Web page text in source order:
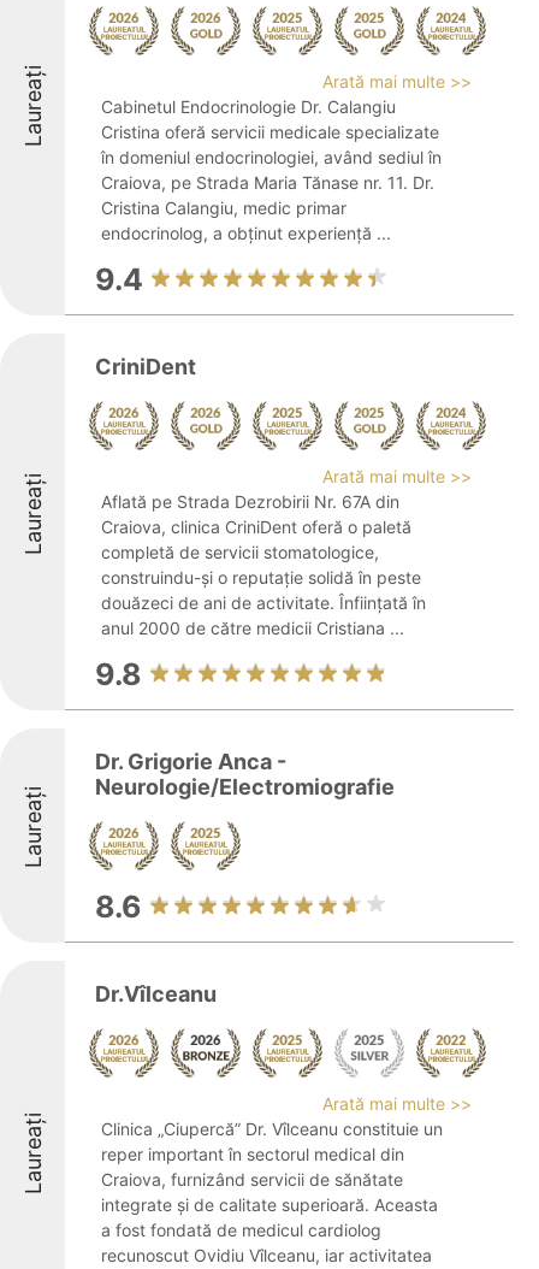
Laureați
Arată mai multe >>
Cabinetul Endocrinologie Dr. Calangiu
Cristina oferă servicii medicale specializate
în domeniul endocrinologiei, având sediul în
Craiova, pe Strada Maria Tănase nr. 11. Dr.
Cristina Calangiu, medic primar
endocrinolog, a obținut experiență ...
9.4
Laureați
CriniDent
Arată mai multe >>
Aflată pe Strada Dezrobirii Nr. 67A din
Craiova, clinica CriniDent oferă o paletă
completă de servicii stomatologice,
construindu-și o reputație solidă în peste
douăzeci de ani de activitate. Înființată în
anul 2000 de către medicii Cristiana ...
9.8
Laureați
Dr. Grigorie Anca -
Neurologie/Electromiografie
8.6
Laureați
Dr.Vîlceanu
Arată mai multe >>
Clinica „Ciupercă” Dr. Vîlceanu constituie un
reper important în sectorul medical din
Craiova, furnizând servicii de sănătate
integrate și de calitate superioară. Aceasta
a fost fondată de medicul cardiolog
recunoscut Ovidiu Vîlceanu, iar activitatea